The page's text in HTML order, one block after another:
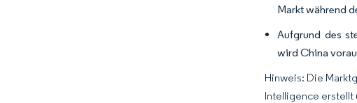
Markt während
Aufgrund des
wird China
Hinweis: Die
Intelligence erstellt